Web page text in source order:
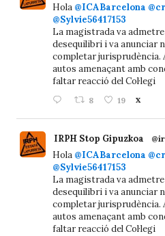
Hola @ICABarcelona
@Sylvie56417153
La magistrada va
desequilibri i va anunciar
completar jurisprudència.
autos amenaçant amb
faltar reacció del Col·legi
8 19 X
IRPH Stop Gipuzkoa
Hola @ICABarcelona
@Sylvie56417153
La magistrada va
desequilibri i va anunciar
completar jurisprudència.
autos amenaçant amb
faltar reacció del Col·legi